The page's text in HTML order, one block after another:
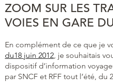
ZOOM SUR LES
VOIES EN GARE
En complément de ce que je
du18 juin 2012 , je souhaitais
dispositif d’information
par SNCF et RFF tout l’été,